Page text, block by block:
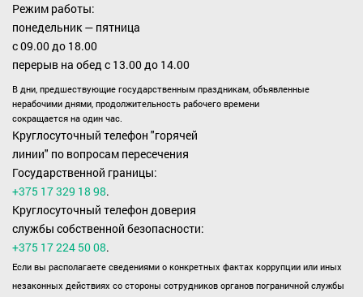
Режим работы:
понедельник — пятница
с 09.00 до 18.00
перерыв на обед с 13.00 до 14.00
В дни, предшествующие государственным праздникам, объявленные
нерабочими днями, продолжительность рабочего времени
сокращается на один час.
Круглосуточный телефон "горячей
линии" по вопросам пересечения
Государственной границы:
+375 17 329 18 98.
Круглосуточный телефон доверия
службы собственной безопасности:
+375 17 224 50 08.
Если вы располагаете сведениями о конкретных фактах коррупции или иных
незаконных действиях со стороны сотрудников органов пограничной службы